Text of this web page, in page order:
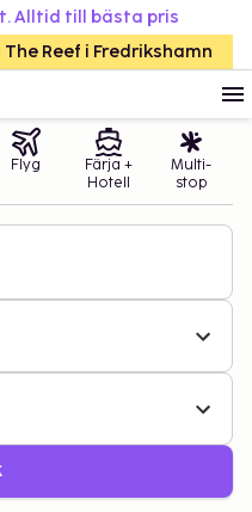
Alltid till bästa pris
Reef i Fredrikshamn
Flyg
Färja +
Hotell
Multi-
stop